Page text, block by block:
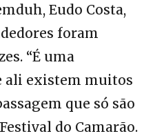
Eudo Costa,
foram
“É uma
ali existem muitos
que só são
do Camarão.